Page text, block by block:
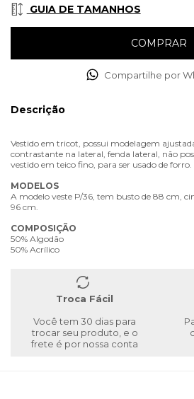
GUIA DE TAMANHOS
Compartilhe por
Descrição
Vestido em tricot, possui modelagem
contrastante na lateral, fenda lateral, não
vestido em teico fino, para ser usado de forro.
MODELOS
A modelo veste P/36, tem busto de 88 cm,
96 cm.
COMPOSIÇÃO
50% Algodão
50% Acrílico
Troca Fácil
Você tem 30 dias para
trocar seu produto, e o
frete é por nossa conta